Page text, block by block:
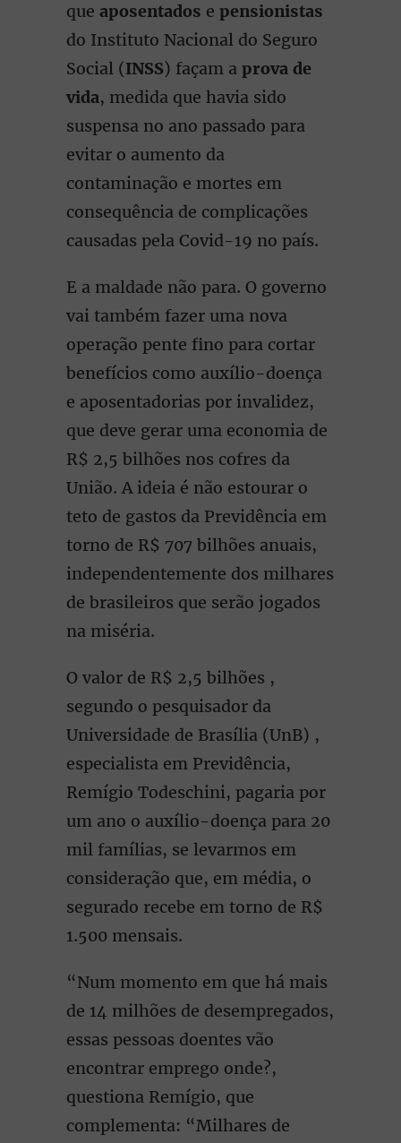
que aposentados e pensionistas
do Instituto Nacional do Seguro
Social (INSS) façam a prova de
vida, medida que havia sido
suspensa no ano passado para
evitar o aumento da
contaminação e mortes em
consequência de complicações
causadas pela Covid-19 no país.
E a maldade não para. O governo
vai também fazer uma nova
operação pente fino para cortar
benefícios como auxílio-doença
e aposentadorias por invalidez,
que deve gerar uma economia de
R$ 2,5 bilhões nos cofres da
União. A ideia é não estourar o
teto de gastos da Previdência em
torno de R$ 707 bilhões anuais,
independentemente dos milhares
de brasileiros que serão jogados
na miséria.
O valor de R$ 2,5 bilhões ,
segundo o pesquisador da
Universidade de Brasília (UnB) ,
especialista em Previdência,
Remígio Todeschini, pagaria por
um ano o auxílio-doença para 20
mil famílias, se levarmos em
consideração que, em média, o
segurado recebe em torno de R$
1.500 mensais.
“Num momento em que há mais
de 14 milhões de desempregados,
essas pessoas doentes vão
encontrar emprego onde?,
questiona Remígio, que
complementa: “Milhares de